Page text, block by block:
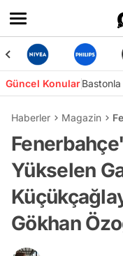
Güncel Konular
Haberler Magazin
Yükselen
Gökhan